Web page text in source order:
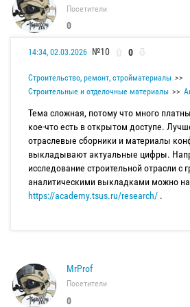
Посетители
0
14:34, 02.03.2026 №10 0
Строительство, ремонт, стройматериалы
Строительные и отделочные материалы
Тема сложная, потому что много
кое-что есть в открытом доступе.
отраслевые сборники и материалы
выкладывают актуальные цифры.
исследование строительной отрасли с
аналитическими выкладками можно
https://academy.tsus.ru/research/ .
MrProf
Посетители
0